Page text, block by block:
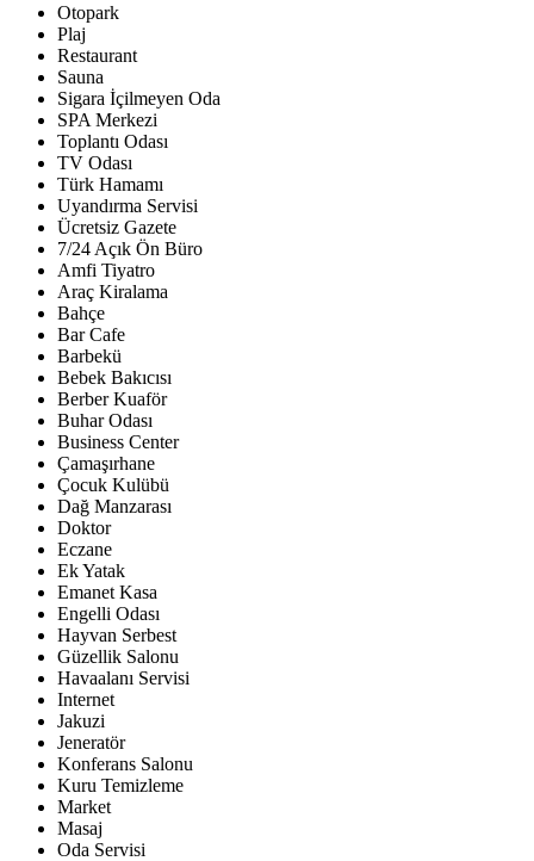
Otopark
Plaj
Restaurant
Sauna
Sigara İçilmeyen Oda
SPA Merkezi
Toplantı Odası
TV Odası
Türk Hamamı
Uyandırma Servisi
Ücretsiz Gazete
7/24 Açık Ön Büro
Amfi Tiyatro
Araç Kiralama
Bahçe
Bar Cafe
Barbekü
Bebek Bakıcısı
Berber Kuaför
Buhar Odası
Business Center
Çamaşırhane
Çocuk Kulübü
Dağ Manzarası
Doktor
Eczane
Ek Yatak
Emanet Kasa
Engelli Odası
Hayvan Serbest
Güzellik Salonu
Havaalanı Servisi
Internet
Jakuzi
Jeneratör
Konferans Salonu
Kuru Temizleme
Market
Masaj
Oda Servisi